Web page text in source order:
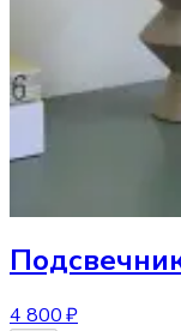
4 800 ₽